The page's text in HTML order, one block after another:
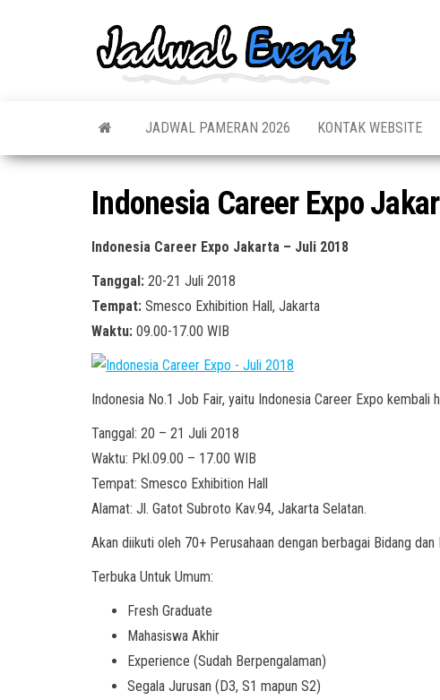
Pameran,
Acara &
Terbaru
Seminar,
Bazaar,
Job Fair,
Lomba dll.
JADWAL PAMERAN 2026 KONTAK WEBSITE
Indonesia Career Expo
Indonesia Career Expo Jakarta – Juli 2018
Tanggal: 20-21 Juli 2018
Tempat: Smesco Exhibition Hall, Jakarta
Waktu: 09.00-17.00 WIB
Indonesia No.1 Job Fair, yaitu Indonesia Career Expo kembali
Tanggal: 20 – 21 Juli 2018
Waktu: Pkl.09.00 – 17.00 WIB
Tempat: Smesco Exhibition Hall
Alamat: Jl. Gatot Subroto Kav.94, Jakarta Selatan.
Akan diikuti oleh 70+ Perusahaan dengan berbagai Bidang
Terbuka Untuk Umum:
Fresh Graduate
Mahasiswa Akhir
Experience (Sudah Berpengalaman)
Segala Jurusan (D3, S1 mapun S2)